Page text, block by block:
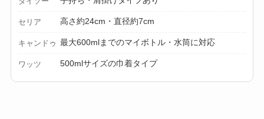
解説！
セリア等でカトラリ
ー収納ポーチは買え
る？選び方＆活用
セリア 高さ約24cm・直径約7cm
キャンドゥ 最大600mlまでのマイボトル・水筒に対応
ワッツ 500mlサイズの巾着タイプ